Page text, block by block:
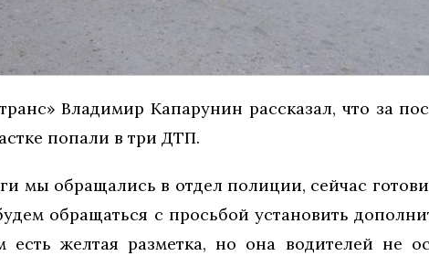
Владимир Капарунин рассказал, что за
попали в три ДТП.
мы обращались в отдел полиции, сейчас
обращаться с просьбой установить
желтая разметка, но она водителей не